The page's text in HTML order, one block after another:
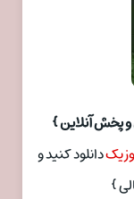
پخش آنلاین }
دانلود کنید و
}